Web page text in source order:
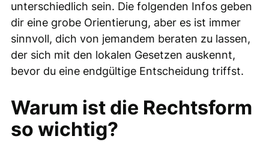
unterschiedlich sein. Die folgenden Infos geben
dir eine grobe Orientierung, aber es ist immer
sinnvoll, dich von jemandem beraten zu lassen,
der sich mit den lokalen Gesetzen auskennt,
bevor du eine endgültige Entscheidung triffst.
Warum ist die Rechtsform
so wichtig?